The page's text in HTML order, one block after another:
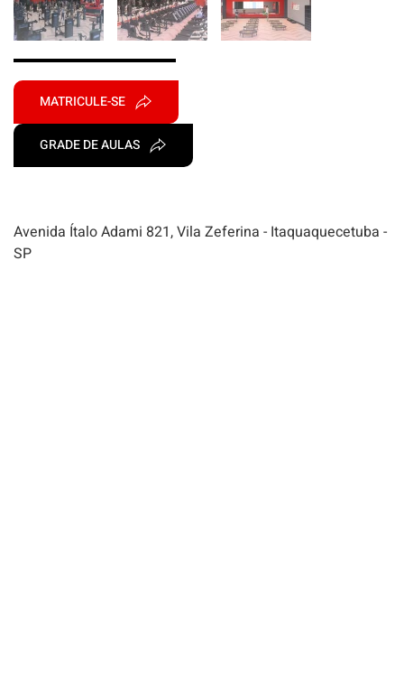
MATRICULE-SE
GRADE DE AULAS
Avenida Ítalo Adami 821, Vila Zeferina - Itaquaquecetuba -
SP